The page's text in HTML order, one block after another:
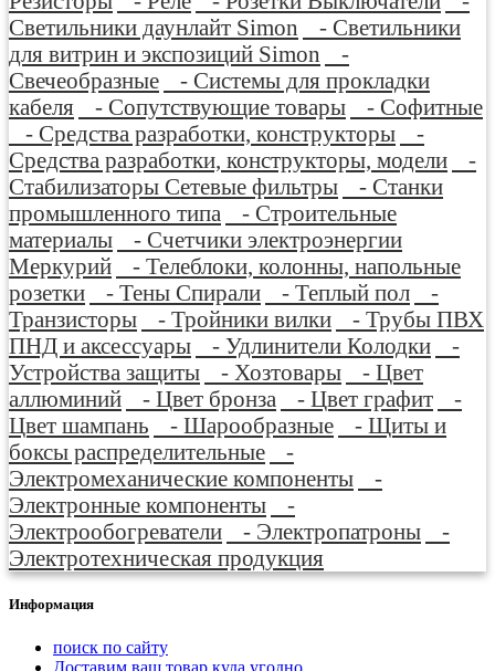
Светильники даунлайт Simon
- Светильники
для витрин и экспозиций Simon
-
Свечеобразные
- Системы для прокладки
кабеля
- Сопутствующие товары
- Софитные
- Средства разработки, конструкторы
-
Средства разработки, конструкторы, модели
-
Стабилизаторы Сетевые фильтры
- Станки
промышленного типа
- Строительные
материалы
- Счетчики электроэнергии
Меркурий
- Телеблоки, колонны, напольные
розетки
- Тены Спирали - Теплый пол
-
Транзисторы
- Тройники вилки
- Трубы ПВХ
ПНД и аксессуары
- Удлинители Колодки
-
Устройства защиты
- Хозтовары
- Цвет
аллюминий
- Цвет бронза - Цвет графит
-
Цвет шампань
- Шарообразные
- Щиты и
боксы распределительные
-
Электромеханические компоненты
-
Электронные компоненты
-
Электрообогреватели
- Электропатроны
-
Электротехническая продукция
Информация
поиск по сайту
Доставим ваш товар куда угодно